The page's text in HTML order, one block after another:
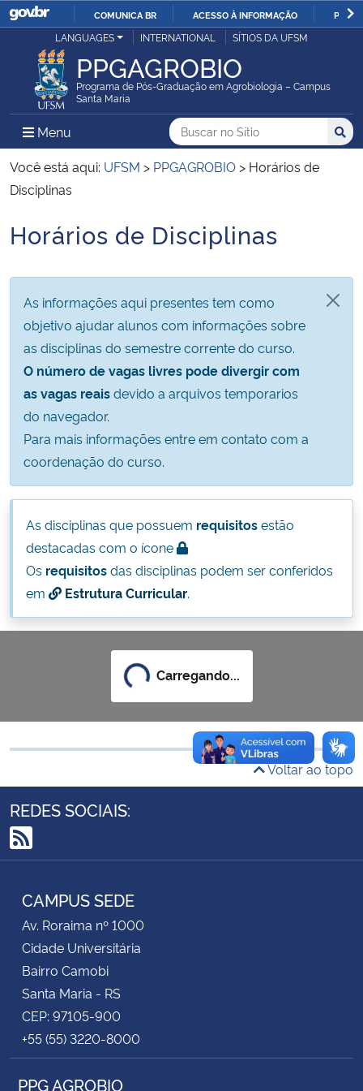
IR
PARA
O
COMUNICA BR ACESSO À INFORMAÇÃO
Ministério da Justiça e Segurança Pública
Ministério da Defesa
Ministério das Relações Exteriores
Ministério da Infraestrutura
Ministério da Educação
Ministério da Cidadania
Ministério da Saúde
Ministério de Minas e Energia
Ministério do Meio Ambiente
Ministério do Turismo
Ministério do Desenvolvimento Regional
Controladoria-Geral da União
Ministério da Mulher, da Família e dos Direitos Humanos
Secretaria de Governo
Gabinete de Segurança Institucional
Advocacia-Geral da União
Planalto
LANGUAGES INTERNATIONAL SÍTIOS DA UFSM
PPGAGROBIO
Programa de Pós-Graduação em Agrobiologia – Campus
Santa Maria
Menu Menu Principal do Sítio
Busca
Buscar no no Sítio
Busca:
Você está aqui: UFSM > PPGAGROBIO > Horários de
Disciplinas
Início do conteúdo
Horários de Disciplinas
As informações aqui presentes tem como
objetivo ajudar alunos com informações sobre
as disciplinas do semestre corrente do curso.
O número de vagas livres pode divergir com
as vagas reaisdevido a arquivos temporarios
do navegador.
Para mais informações entre em contato com a
coordenação do curso.
As disciplinas que possuem requisitosestão
destacadas com o ícone
Os requisitosdas disciplinas podem ser conferidos
em
Estrutura Curricular.
Carregando...
Voltar ao topo
REDES SOCIAIS:
RSS
CAMPUS SEDE
Av. Roraima nº 1000
Cidade Universitária
Bairro Camobi
Santa Maria - RS
CEP: 97105-900
+55 (55) 3220-8000
PPG AGROBIO